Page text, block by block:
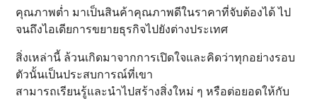
คุณภาพต่ำ มาเป็นสินค้าคุณภาพดีในราคาที่จับต้องได้ ไป
จนถึงไอเดียการขยายธุรกิจไปยังต่างประเทศ
สิ่งเหล่านี้ ล้วนเกิดมาจากการเปิดใจและคิดว่าทุกอย่างรอบ
ตัวนั้นเป็นประสบการณ์ที่เขา
สามารถเรียนรู้และนำไปสร้างสิ่งใหม่ ๆ หรือต่อยอดให้กับ